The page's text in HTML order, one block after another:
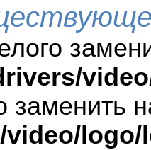
заменить
video/